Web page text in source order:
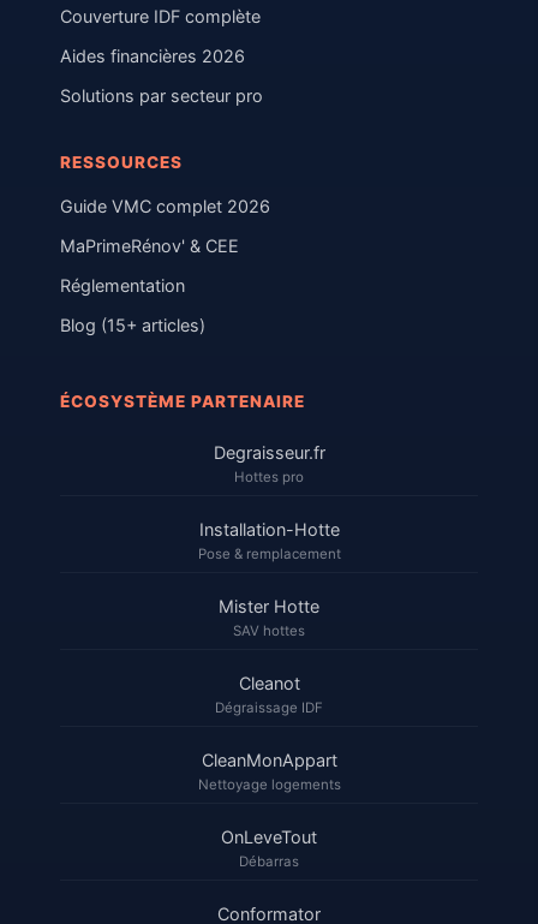
Couverture IDF complète
Aides financières 2026
Solutions par secteur pro
RESSOURCES
Guide VMC complet 2026
MaPrimeRénov' & CEE
Réglementation
Blog (15+ articles)
ÉCOSYSTÈME PARTENAIRE
Degraisseur.fr
Hottes pro
Installation-Hotte
Pose & remplacement
Mister Hotte
SAV hottes
Cleanot
Dégraissage IDF
CleanMonAppart
Nettoyage logements
OnLeveTout
Débarras
Conformator